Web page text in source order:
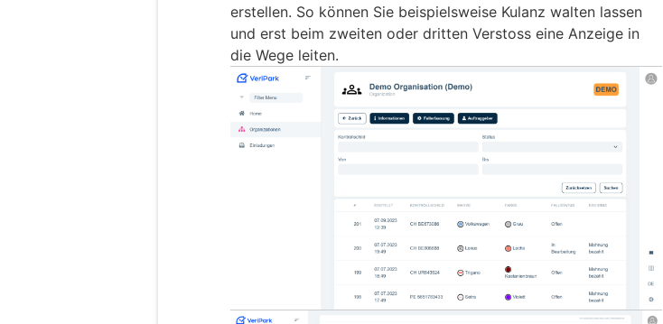
erstellen. So können Sie beispielsweise Kulanz walten lassen
und erst beim zweiten oder dritten Verstoss eine Anzeige in
die Wege leiten.